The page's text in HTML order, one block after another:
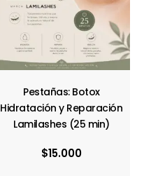
Pestañas: Botox
Hidratación y Reparación
Lamilashes (25 min)
$15.000